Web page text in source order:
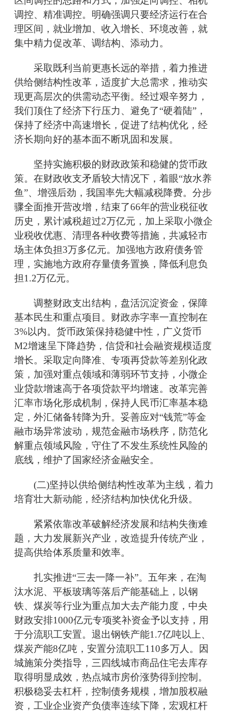
调控、精准调控。明确强调只要经济运行在合
理区间，就业增加、收入增长、环境改善，就
集中精力促改革、调结构、添动力。
采取既利当前更惠长远的举措，着力推进
供给侧结构性改革，适度扩大总需求，推动实
现更高层次的供需动态平衡。经过艰辛努力，
我们顶住了经济下行压力、避免了“硬着陆”，
保持了经济中高速增长，促进了结构优化，经
济长期向好的基本面不断巩固和发展。
坚持实施积极的财政政策和稳健的货币政
策。在财政收支矛盾较大情况下，着眼“放水养
鱼”、增强后劲，我国率先大幅减税降费。分步
骤全面推开营改增，结束了66年的营业税征收
历史，累计减税超过2万亿元，加上采取小微企
业税收优惠、清理各种收费等措施，共减轻市
场主体负担3万多亿元。加强地方政府债务管
理，实施地方政府存量债务置换，降低利息负
担1.2万亿元。
调整财政支出结构，盘活沉淀资金，保障
基本民生和重点项目。财政赤字率一直控制在
3%以内。货币政策保持稳健中性，广义货币
M2增速呈下降趋势，信贷和社会融资规模适度
增长。采取定向降准、专项再贷款等差别化政
策，加强对重点领域和薄弱环节支持，小微企
业贷款增速高于各项贷款平均增速。改革完善
汇率市场化形成机制，保持人民币汇率基本稳
定，外汇储备转降为升。妥善应对“钱荒”等金
融市场异常波动，规范金融市场秩序，防范化
解重点领域风险，守住了不发生系统性风险的
底线，维护了国家经济金融安全。
(二)坚持以供给侧结构性改革为主线，着力
培育壮大新动能，经济结构加快优化升级。
紧紧依靠改革破解经济发展和结构失衡难
题，大力发展新兴产业，改造提升传统产业，
提高供给体系质量和效率。
扎实推进“三去一降一补”。五年来，在淘
汰水泥、平板玻璃等落后产能基础上，以钢
铁、煤炭等行业为重点加大去产能力度，中央
财政安排1000亿元专项奖补资金予以支持，用
于分流职工安置。退出钢铁产能1.7亿吨以上、
煤炭产能8亿吨，安置分流职工110多万人。因
城施策分类指导，三四线城市商品住宅去库存
取得明显成效，热点城市房价涨势得到控制。
积极稳妥去杠杆，控制债务规模，增加股权融
资，工业企业资产负债率连续下降，宏观杠杆